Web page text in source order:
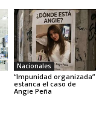
Nacionales
“Impunidad organizada”
estanca el caso de
Angie Peña